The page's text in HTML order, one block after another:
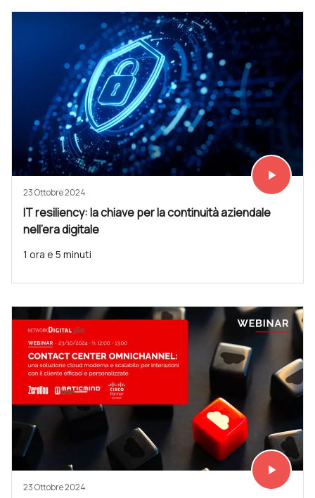
Vedi subito
play_arrow
23 Ottobre 2024
IT resiliency: la chiave per la continuità aziendale
nell’era digitale
1 ora e 5 minuti
Vedi subito
play_arrow
23 Ottobre 2024